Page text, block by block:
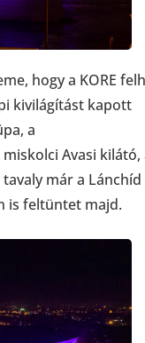
hogy a KORE
kivilágítást kapott
a
Avasi
már a
is feltüntet majd.